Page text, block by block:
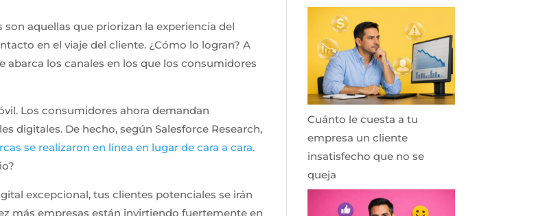
aquellas que priorizan la experiencia del
en el viaje del cliente. ¿Cómo lo logran? A
abarca los canales en los que los consumidores
Los consumidores ahora demandan
digitales. De hecho, según Salesforce Research,
se realizaron en línea en lugar de cara a cara.
excepcional, tus clientes potenciales se irán
más empresas están invirtiendo fuertemente en
Cuánto le cuesta a tu
empresa un cliente
insatisfecho que no se
queja